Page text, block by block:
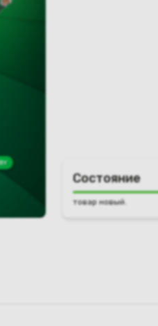
Состояние
товар новый.